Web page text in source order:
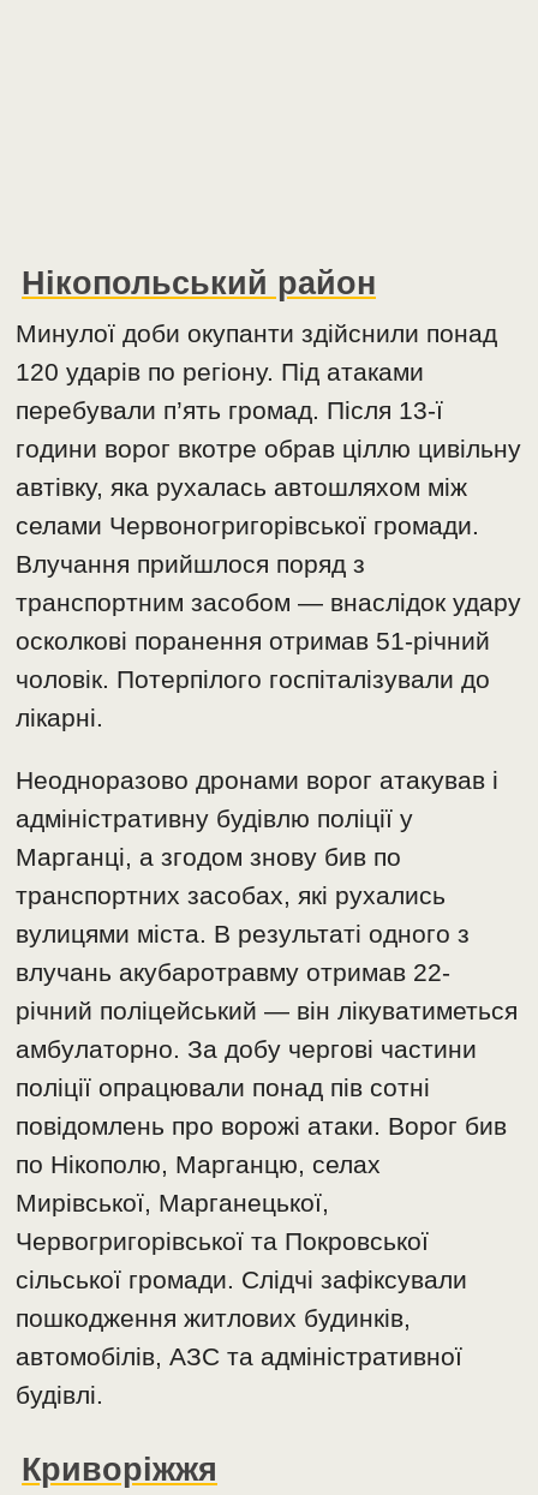
Нікопольський район
Минулої доби окупанти здійснили понад
120 ударів по регіону. Під атаками
перебували п’ять громад. Після 13-ї
години ворог вкотре обрав ціллю цивільну
автівку, яка рухалась автошляхом між
селами Червоногригорівської громади.
Влучання прийшлося поряд з
транспортним засобом — внаслідок удару
осколкові поранення отримав 51-річний
чоловік. Потерпілого госпіталізували до
лікарні.
Неодноразово дронами ворог атакував і
адміністративну будівлю поліції у
Марганці, а згодом знову бив по
транспортних засобах, які рухались
вулицями міста. В результаті одного з
влучань акубаротравму отримав 22-
річний поліцейський — він лікуватиметься
амбулаторно. За добу чергові частини
поліції опрацювали понад пів сотні
повідомлень про ворожі атаки. Ворог бив
по Нікополю, Марганцю, селах
Мирівської, Марганецької,
Червогригорівської та Покровської
сільської громади. Слідчі зафіксували
пошкодження житлових будинків,
автомобілів, АЗС та адміністративної
будівлі.
Криворіжжя